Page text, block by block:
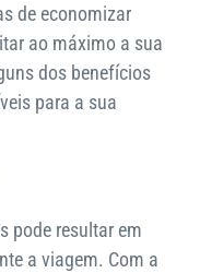
de economizar
ao máximo a sua
dos benefícios
para a sua
pode resultar em
a viagem. Com a